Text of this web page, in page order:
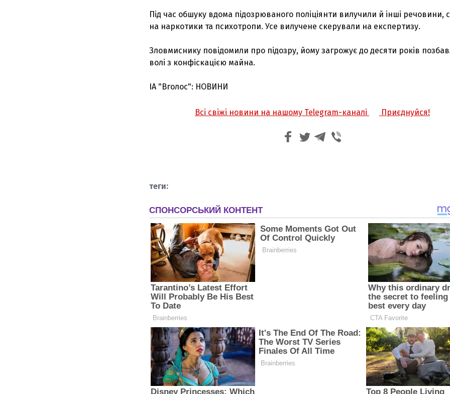
Під час обшуку вдома підозрюваного поліціянти вилучили й інші речовини,
на наркотики та психотропи. Усе вилучене скерували на експертизу.
Зловмиснику повідомили про підозру, йому загрожує до десяти років
волі з конфіскацією майна.
ІА "Вголос": НОВИНИ
Всі свіжі новини на нашому Telegram-каналі Приєднуйся!